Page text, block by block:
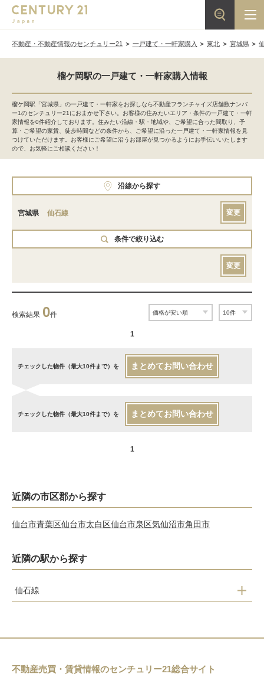
不動産・不動産情報のセンチュリー21 一戸建て・一軒家購入 東北 宮城県
榴ケ岡駅の一戸建て・一軒家購入情報
榴ケ岡駅「宮城県」の一戸建て・一軒家をお探しなら不動産フランチャイズ店舗数ナンバ
ー1のセンチュリー21におまかせ下さい。お客様の住みたいエリア・条件の一戸建て・一軒
家情報を0件紹介しております。住みたい沿線・駅・地域や、ご希望に合った間取り、予
算・ご希望の家賃、徒歩時間などの条件から、ご希望に沿った一戸建て・一軒家情報を見
つけていただけます。お客様にご希望に沿うお部屋が見つかるようにお手伝いいたします
ので、お気軽にご相談ください！
沿線から探す
宮城県 仙石線 変更
条件で絞り込む
変更
検索結果 0件
1
チェックした物件（最大10件まで）を まとめてお問い合わせ
チェックした物件（最大10件まで）を まとめてお問い合わせ
1
近隣の市区郡から探す
仙台市青葉区仙台市太白区仙台市泉区気仙沼市角田市
近隣の駅から探す
仙石線
蛇田
石巻
不動産売買・賃貸情報のセンチュリー21総合サイト